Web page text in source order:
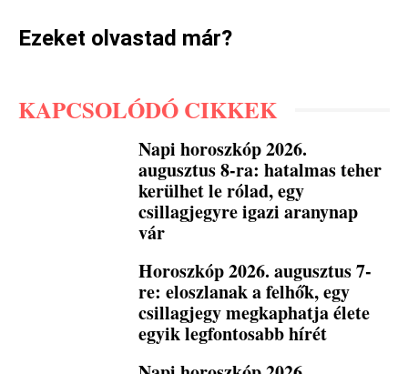
Ezeket olvastad már?
KAPCSOLÓDÓ CIKKEK
Napi horoszkóp 2026.
augusztus 8-ra: hatalmas teher
kerülhet le rólad, egy
csillagjegyre igazi aranynap
vár
Horoszkóp 2026. augusztus 7-
re: eloszlanak a felhők, egy
csillagjegy megkaphatja élete
egyik legfontosabb hírét